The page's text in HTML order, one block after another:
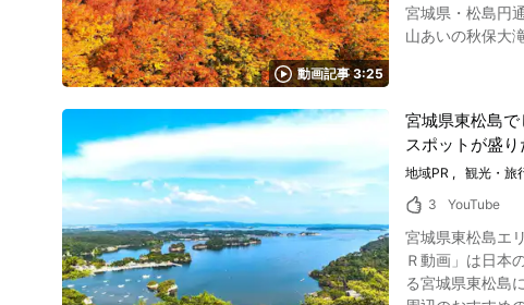
動画記事 3:25
宮城県・松島円通院水鏡の心字池 動画は宮城県松島の情景から始まり
山あいの秋保大滝周辺で癒しの時間
須賀川松明あかしと呼ばれる伝統的な
動画の0:18から
の乳頭温泉は
北の観光スポット「山形県」の秋を紹介 写真：山形県・片
ます。 蔵王の片
光スポット「岩手県」の秋を紹介 写真：岩手県・厳美渓 岩手県では
からご覧になれ
よ。 東北の観光スポット「青森県」の秋を紹介 写真：青森県・八甲田山 青森の紅葉の名所といえば、やはり秋の自然の絶景を楽しめる八甲田山
宮城県東松島
スポットが盛り
地域PR
観光・旅
3
YouTube
宮城県東松島エ
Ｒ動画」は日本の東北地
る宮城県東松島には